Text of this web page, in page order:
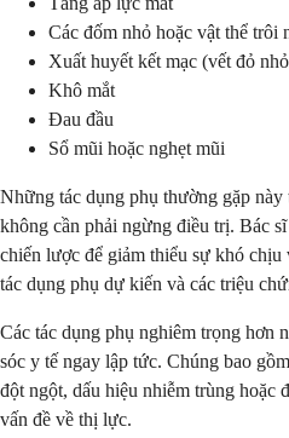
Các đốm nhỏ hoặc vật thể trôi
Xuất huyết kết mạc (vết đỏ
Khô mắt
Đau đầu
Sổ mũi hoặc nghẹt mũi
Những tác dụng phụ thường gặp
không cần phải ngừng điều trị. Bác
chiến lược để giảm thiểu sự khó chịu
tác dụng phụ dự kiến và các triệu
Các tác dụng phụ nghiêm trọng hơn
sóc y tế ngay lập tức. Chúng bao
đột ngột, dấu hiệu nhiễm trùng hoặc
vấn đề về thị lực.